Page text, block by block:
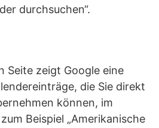
durchsuchen“.
Seite zeigt Google eine
die Sie direkt
können, im
Beispiel „Amerikanische